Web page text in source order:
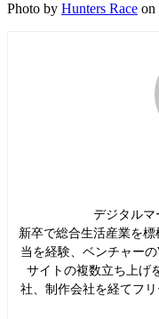
Photo by Hunters Race on
デジタルマ
新卒で総合生活産業を
当を経験、ベンチャー
サイトの複数立ち上げ
社、制作会社を経てフ